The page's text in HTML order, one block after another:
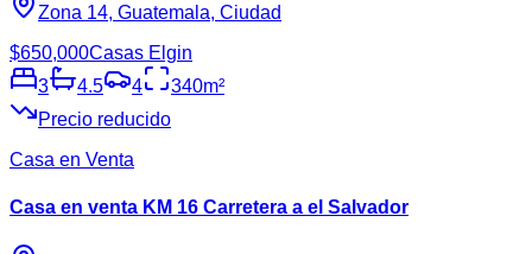
Zona 14, Guatemala, Ciudad
$650,000Casas Elgin
3
4.5 4 340m²
Precio reducido
Casa en Venta
Casa en venta KM 16 Carretera a el Salvador